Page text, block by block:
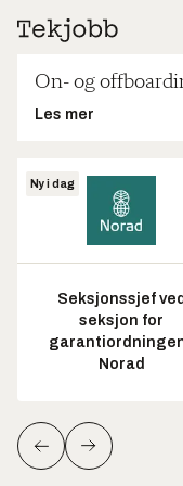
On- og
Les mer
Ny i dag
Seksjonssjef ved
seksjon for
Norad